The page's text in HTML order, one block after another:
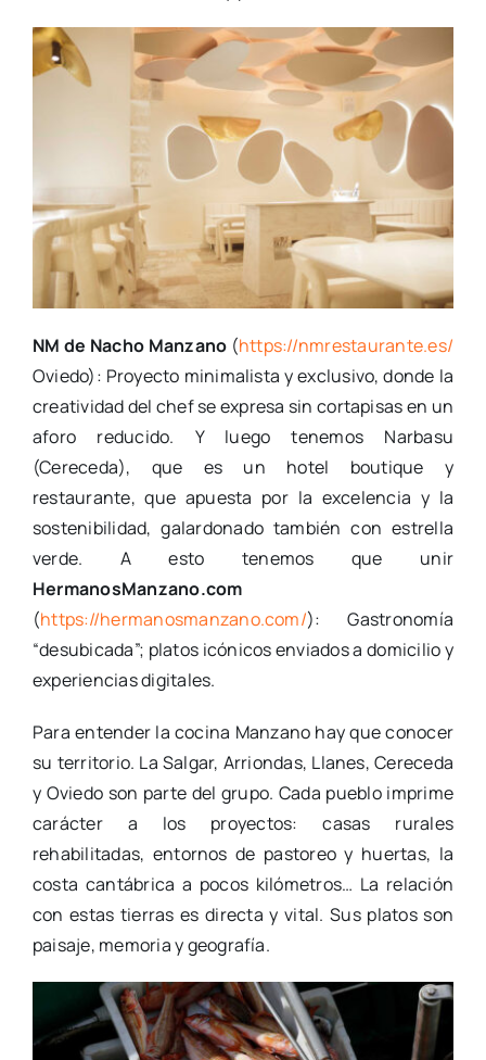
NM de Nacho Manzano (https://nmrestaurante.es/
Oviedo): Proyecto minimalista y exclusivo, donde la
creatividad del chef se expresa sin cortapisas en un
aforo reducido. Y luego tenemos Narbasu
(Cereceda), que es un hotel boutique y
restaurante, que apuesta por la excelencia y la
sostenibilidad, galardonado también con estrella
verde. A esto tenemos que unir
HermanosManzano.com
(https://hermanosmanzano.com/): Gastronomía
“desubicada”; platos icónicos enviados a domicilio y
experiencias digitales.
Para entender la cocina Manzano hay que conocer
su territorio. La Salgar, Arriondas, Llanes, Cereceda
y Oviedo son parte del grupo. Cada pueblo imprime
carácter a los proyectos: casas rurales
rehabilitadas, entornos de pastoreo y huertas, la
costa cantábrica a pocos kilómetros… La relación
con estas tierras es directa y vital. Sus platos son
paisaje, memoria y geografía.